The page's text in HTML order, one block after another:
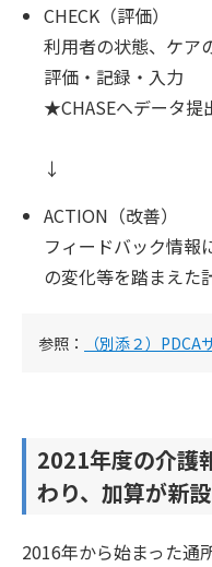
CHECK（評価）
利用者の状態、ケア
評価・記録・入力
★CHASEへデータ提
↓
ACTION（改善）
フィードバック情報
の変化等を踏まえた
参照： （別添２）
2021年度の介護
わり、加算が新設
2016年から始まった通